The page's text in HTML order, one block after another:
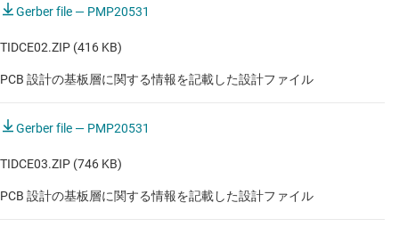
Gerber file — PMP20531
TIDCE02.ZIP (416 KB)
PCB 設計の基板層に関する情報を記載した設計ファイル
Gerber file — PMP20531
TIDCE03.ZIP (746 KB)
PCB 設計の基板層に関する情報を記載した設計ファイル